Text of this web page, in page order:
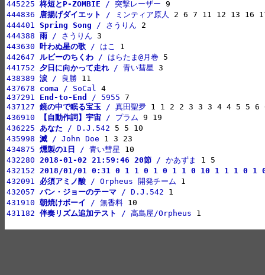
445225 柊短とP-ZOMBIE / 突撃レーザー
444836 唐揚げダイエット
/ ミンティア原人
444401 Spring Song / さうりん
444388 雨 / さうりん
443630
叶わぬ星の歌 / はこ
442647 ルビーのちくわ / はらたま@月巻
441752 夕日に向かって走れ / 青い彗星
438389 涙 / 良勝
437678 coma / SoCal
437291 End-to-End / 5955
437127 鏡の中で眠る宝玉 / 真田聖夛
436910
【自動作詞】宇宙 / プラム
436225 あなた / D.J.542
435998 滅 / John Doe
434875 燻製の1日 / 青い彗星
432280 2018-01-02 21:59:46 20節 / かあずま
432152 2018/01/01 0:31 0 1 1 0 1 0 1 1 0 10 1 1 1 0 1
432091 必須アミノ酸 / Orpheus 開発チーム
432057 バン・ジョーのテーマ / D.J.542
431910 朝焼けボーイ / 無香料
431182 伴奏リズム追加テスト / 高島屋/Orpheus 1